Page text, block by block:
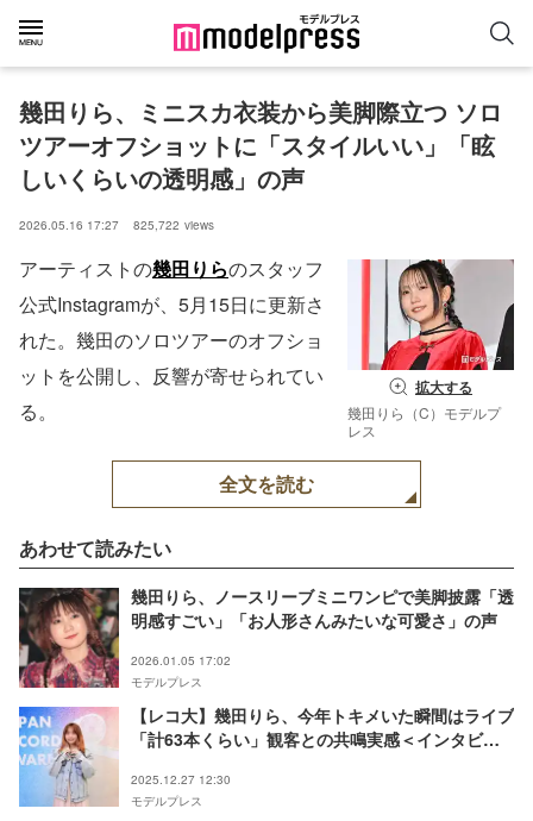
幾田りら、ミニスカ衣装から美脚際立つ ソロ
ツアーオフショットに「スタイルいい」「眩
しいくらいの透明感」の声
2026.05.16 17:27 825,722 views
拡大する
幾田りら（C）モデルプ
レス
アーティストの幾田りらのスタッフ
公式Instagramが、5月15日に更新さ
れた。幾田のソロツアーのオフショ
ットを公開し、反響が寄せられてい
る。
全文を読む
あわせて読みたい
幾田りら、ノースリーブミニワンピで美脚披露「透
明感すごい」「お人形さんみたいな可愛さ」の声
2026.01.05 17:02
モデルプレス
【レコ大】幾田りら、今年トキメいた瞬間はライブ
「計63本くらい」観客との共鳴実感＜インタビュ
2025.12.27 12:30
モデルプレス